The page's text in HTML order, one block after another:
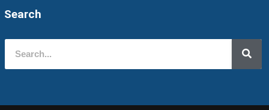
Search